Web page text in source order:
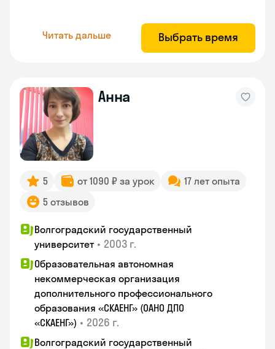
Читать дальше Выбрать время
Анна
5 от 1090 ₽ за урок
17 лет опыта
5 отзывов
Волгоградский государственный
университет • 2003 г.
Образовательная автономная
некоммерческая организация
дополнительного профессионального
образования «СКАЕНГ» (ОАНО ДПО
«СКАЕНГ») • 2026 г.
Волгоградский государственный